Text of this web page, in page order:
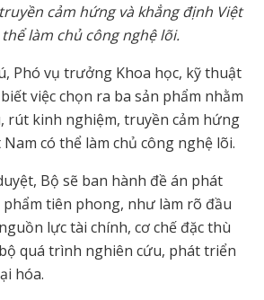
ền cảm hứng và khẳng định Việt
thểlàm chủcông nghệlõi.
Phó vụ trưởng Khoa học, kỹ thuật
việc chọn ra ba sản phẩm nhằm
rút kinh nghiệm, truyền cảm hứng
có thể làm chủ công nghệ lõi.
Bộ sẽ ban hành đề án phát
tiên phong, như làm rõ đầu
lực tài chính, cơ chế đặc thù
quá trình nghiên cứu, phát triển
hóa.